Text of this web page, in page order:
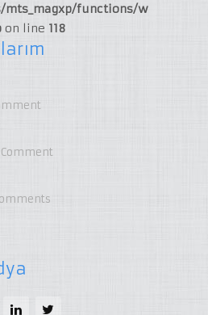
functions/widget-
on line 118
Comment